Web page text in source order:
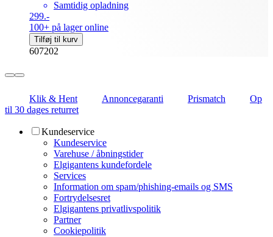
Samtidig opladning
299.-
100+ på lager online
Tilføj til kurv
607202
Klik & Hent Annoncegaranti Prismatch
Op
til 30 dages returret
Kundeservice
Kundeservice
Varehuse / åbningstider
Elgigantens kundefordele
Services
Information om spam/phishing-emails og SMS
Fortrydelsesret
Elgigantens privatlivspolitik
Partner
Cookiepolitik